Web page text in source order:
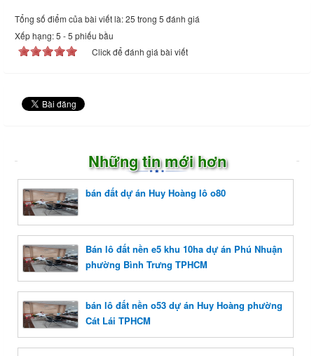
Tổng số điểm của bài viết là: 25 trong 5 đánh giá
Xếp hạng:5 -5 phiếu bầu
Click để đánh giá bài viết
Những tin mới hơn
bán đất dự án Huy Hoàng lô o80
Bán lô đất nền e5 khu 10ha dự án Phú Nhuận
phường Bình Trưng TPHCM
bán lô đất nền o53 dự án Huy Hoàng phường
Cát Lái TPHCM